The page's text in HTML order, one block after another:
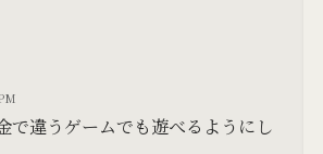
で違うゲームでも遊べるようにし